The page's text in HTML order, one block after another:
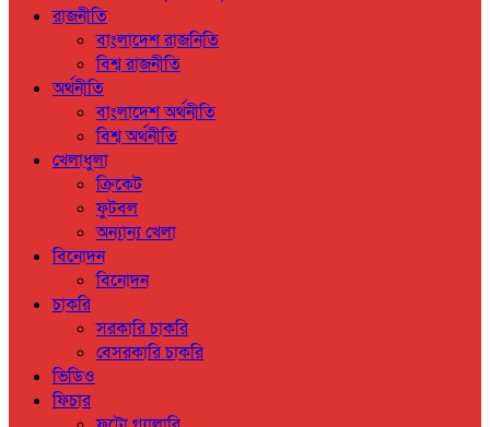
রাজনীতি
বাংলাদেশ রাজনিতি
বিশ্ব রাজনীতি
অর্থনীতি
বাংলাদেশ অর্থনীতি
বিশ্ব অর্থনীতি
খেলাধুলা
ক্রিকেট
ফুটবল
অন্যান্য খেলা
বিনোদন
বিনোদন
চাকরি
সরকারি চাকরি
বেসরকারি চাকরি
ভিডিও
ফিচার